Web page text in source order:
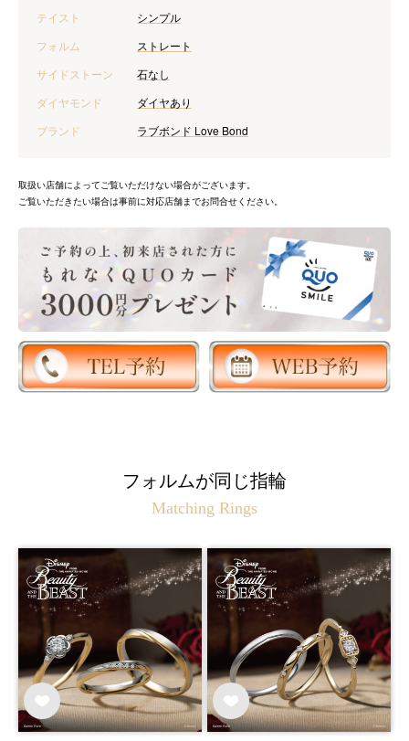
テイスト
シンプル
フォルム
ストレート
サイドストーン
石なし
ダイヤモンド
ダイヤあり
ブランド
ラブボンド Love Bond
取扱い店舗によってご覧いただけない場合がございます。
ご覧いただきたい場合は事前に対応店舗までお問合せください。
フォルムが同じ指輪
Matching Rings